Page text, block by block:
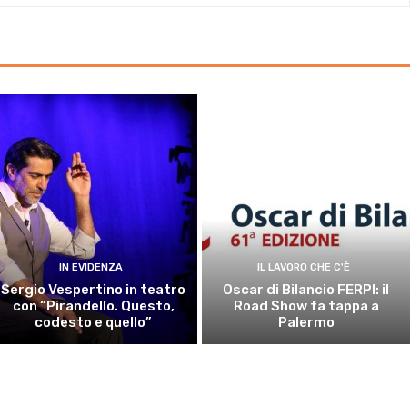
IN EVIDENZA
Sergio Vespertino in teatro
con “Pirandello. Questo,
codesto e quello”
IL LAVORO CHE C'È
Oscar di Bilancio FERPI: il
Road Show fa tappa a
Palermo